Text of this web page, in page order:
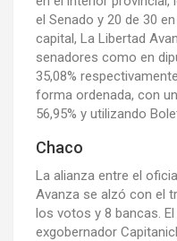
el Senado y 20 de 30
capital, La Libertad
senadores como en
35,08%
forma ordenada, con
56,95% y utilizando
Chaco
La alianza entre el
Avanza se alzó con el
los votos y 8 bancas.
exgobernador